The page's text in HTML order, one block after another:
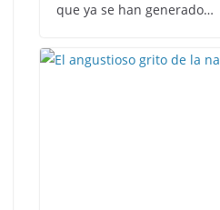
que ya se han generado…